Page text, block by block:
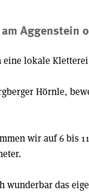
Aggenstein
eine lokale
Hörnle,
wir auf 6 bis
wunderbar das